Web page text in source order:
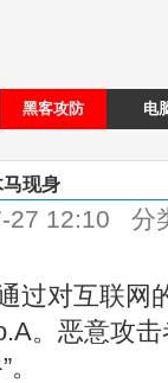
黑客攻防 电
现身
27 12:10 分
过对互联网
。恶意攻